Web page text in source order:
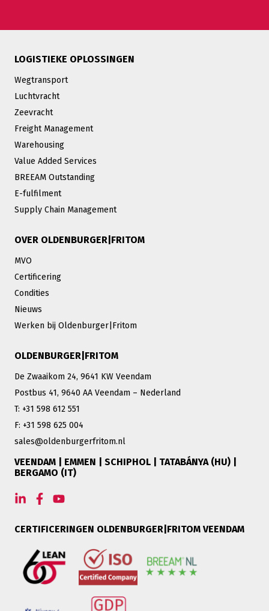
LOGISTIEKE OPLOSSINGEN
Wegtransport
Luchtvracht
Zeevracht
Freight Management
Warehousing
Value Added Services
BREEAM Outstanding
E-fulfilment
Supply Chain Management
OVER OLDENBURGER|FRITOM
MVO
Certificering
Condities
Nieuws
Werken bij Oldenburger|Fritom
OLDENBURGER|FRITOM
De Zwaaikom 24, 9641 KW Veendam
Postbus 41, 9640 AA Veendam – Nederland
T: +31 598 612 551
F: +31 598 625 004
sales@oldenburgerfritom.nl
VEENDAM | EMMEN | SCHIPHOL | TATABÁNYA (HU) |
BERGAMO (IT)
CERTIFICERINGEN OLDENBURGER|FRITOM VEENDAM